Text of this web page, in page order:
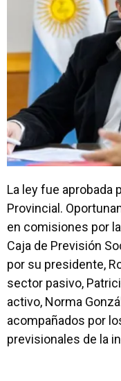
La ley fue aprobada
Provincial.
en comisiones por
Caja de Previsión
por su presidente,
sector pasivo,
activo, Norma
acompañados por
previsionales de la